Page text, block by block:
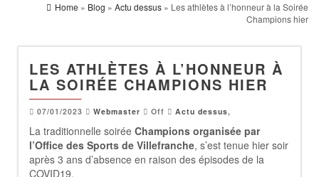
Home » Blog » Actu dessus » Les athlètes à l’honneur à la Soirée
Champions hier
LES ATHLÈTES À L’HONNEUR À
LA SOIRÉE CHAMPIONS HIER
07/01/2023 Webmaster Off Actu dessus,
La traditionnelle soirée Champions organisée par
l’Office des Sports de Villefranche, s’est tenue hier soir
après 3 ans d’absence en raison des épisodes de la
COVID19.